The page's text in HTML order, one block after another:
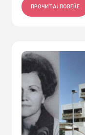
ПРОЧИТАЈ ПОВЕЌЕ